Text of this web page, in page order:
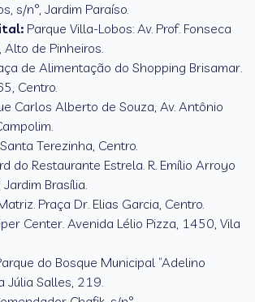
s/n°, Jardim Paraíso.
Parque Villa-Lobos: Av. Prof. Fonseca
de Pinheiros.
de Alimentação do Shopping Brisamar.
Centro.
Carlos Alberto de Souza, Av. Antônio
Terezinha, Centro.
do Restaurante Estrela. R. Emílio Arroyo
Brasília.
Praça Dr. Elias Garcia, Centro.
Center. Avenida Lélio Pizza, 1450, Vila
do Bosque Municipal “Adelino
Júlia Salles, 219.